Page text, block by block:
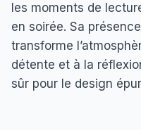
les moments de
en soirée. Sa
transforme
détente et à la
sûr pour le design